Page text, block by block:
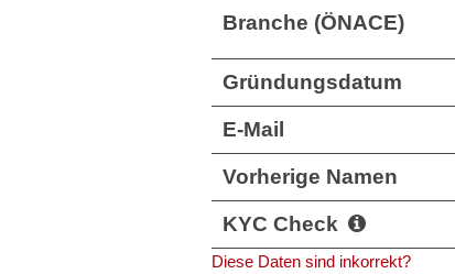
Branche (ÖNACE)
Gründungsdatum
E-Mail
Vorherige Namen
KYC Check
Diese Daten sind inkorrekt?